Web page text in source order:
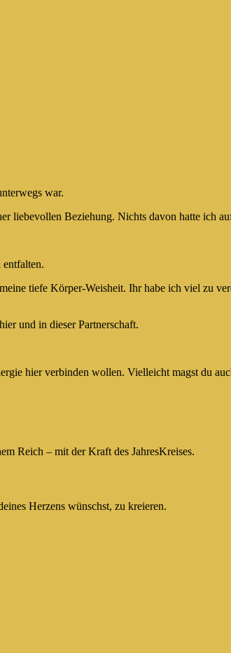
war.
liebevollen Beziehung. Nichts davon hatte ich
tiefe Körper-Weisheit. Ihr habe ich viel zu
und in dieser Partnerschaft.
hier verbinden wollen. Vielleicht magst du
Reich – mit der Kraft des JahresKreises.
Herzens wünschst, zu kreieren.